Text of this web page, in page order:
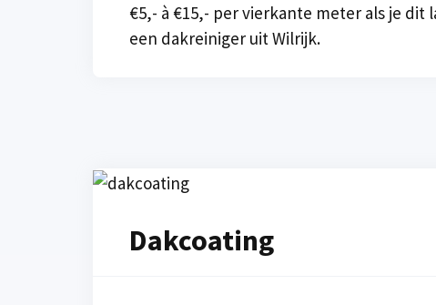
€5,- à €15,- per vierkante meter als je dit
een dakreiniger uit Wilrijk.
Dakcoating